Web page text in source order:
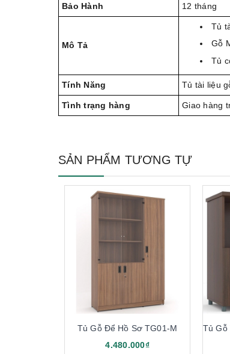
Bảo Hành 12 tháng
Mô Tả
Tủ
Gỗ
Tủ
Tính Năng Tủ tài liệu
Tình trạng hàng Giao hàng
SẢN PHẨM TƯƠNG TỰ
Tủ Gỗ Để Hồ Sơ TG01-M
4.480.000₫